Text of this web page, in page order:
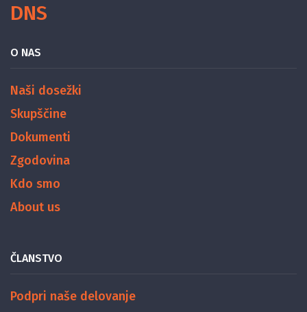
DNS
O NAS
Naši dosežki
Skupščine
Dokumenti
Zgodovina
Kdo smo
About us
ČLANSTVO
Podpri naše delovanje